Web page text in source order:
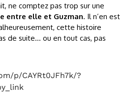
ne comptez pas trop sur une
entre elle et Guzman. Il n’en est
cette histoire
de suite… ou en tout cas, pas
p/CAYRt0JFh7k/?